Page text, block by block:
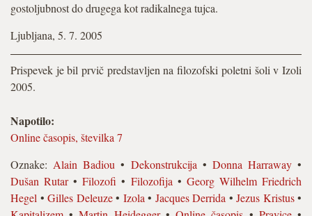
gostoljubnost do drugega kot radikalnega tujca.
Ljubljana, 5. 7. 2005
Prispevek je bil prvič predstavljen na filozofski poletni šoli v Izoli
2005.
Napotilo:
Online časopis, številka 7
Oznake: Alain Badiou • Dekonstrukcija • Donna Harraway•
Dušan Rutar•Filozofi • Filozofija • Georg Wilhelm Friedrich
Hegel • Gilles Deleuze• Izola • Jacques Derrida • Jezus Kristus•